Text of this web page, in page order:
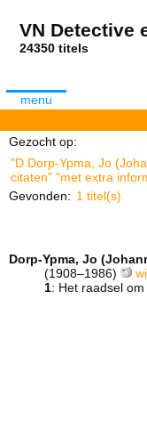
VN Detective
24350
menu
Gezocht op:
"D Dorp-Ypma, Jo
citaten" "met extra
Gevonden: 1 titel(s)
Dorp-Ypma, Jo
(1908–1986)
1: Het raadsel